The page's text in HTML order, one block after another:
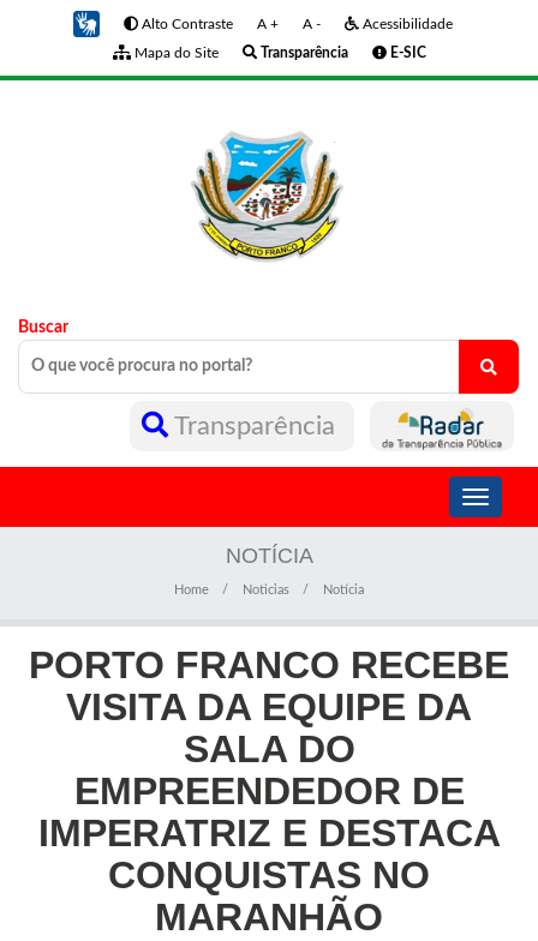
Alto Contraste A + A -
Acessibilidade
Mapa do Site
Transparência E-SIC
Buscar
Transparência
Toggle
NOTÍCIA
Home Noticias Notícia
PORTO FRANCO RECEBE
VISITA DA EQUIPE DA
SALA DO
EMPREENDEDOR DE
IMPERATRIZ E DESTACA
CONQUISTAS NO
MARANHÃO